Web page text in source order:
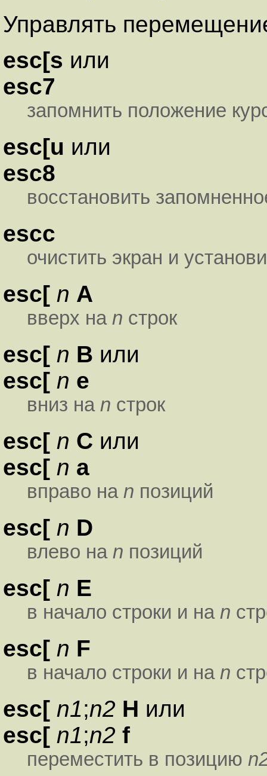
Управлять
esc[s или
esc7
запомнить положение
esc[u или
esc8
восстановить
escc
очистить экран и
esc[ n A
вверх на n строк
esc[ n B или
esc[ n e
вниз на n строк
esc[ n C или
esc[ n a
вправо на n позиций
esc[ n D
влево на n позиций
esc[ n E
в начало строки и на n
esc[ n F
в начало строки и на n
esc[ n1;n2 H или
esc[ n1;n2 f
переместить в позицию